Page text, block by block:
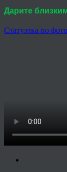
Дарите
Статуэтка по